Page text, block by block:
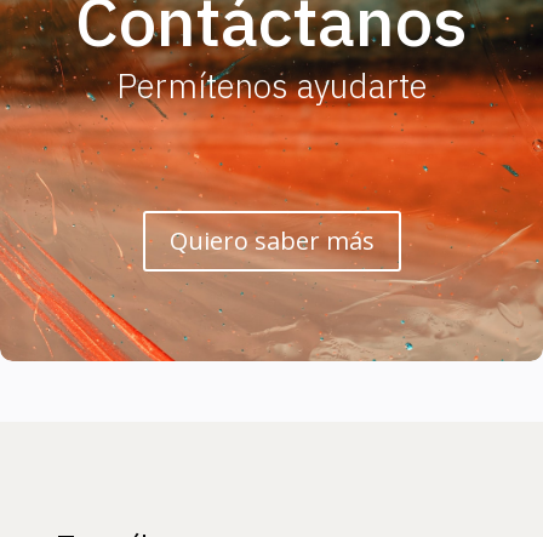
Contáctanos
Permítenos ayudarte
Quiero saber más